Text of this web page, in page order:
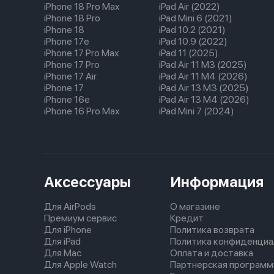
iPhone 18 Pro Max
iPhone 18 Pro
iPhone 18
iPhone 17e
iPhone 17 Pro Max
iPhone 17 Pro
iPhone 17 Air
iPhone 17
iPhone 16e
iPhone 16 Pro Max
iPad Air (2022)
iPad Mini 6 (2021)
iPad 10.2 (2021)
iPad 10.9 (2022)
iPad 11 (2025)
iPad Air 11 M3 (2025)
iPad Air 11 M4 (2026)
iPad Air 13 M3 (2025)
iPad Air 13 M4 (2026)
iPad Mini 7 (2024)
Аксессуары
Для AirPods
Премиум сервис
Для iPhone
Для iPad
Для Mac
Для Apple Watch
Информация
О магазине
Кредит
Политика возврата
Политика
Оплата и доставка
Партнерская